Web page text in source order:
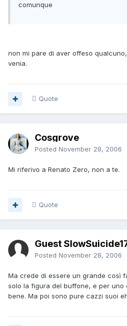
comunque
non mi pare di aver offeso
venia.
Quote
Cosgrove
Posted November 28, 2006
Mi riferivo a Renato Zero, non a te.
Quote
Guest
Posted November 28, 2006
Ma crede di essere un grande così
solo la figura del buffone, e per uno
bene. Ma poi sono pure cazzi suoi